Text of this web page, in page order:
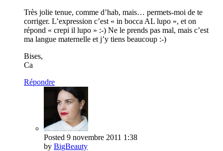
Très jolie tenue, comme d’hab, mais… permets-moi de te
corriger. L’expression c’est « in bocca AL lupo », et on
répond « crepi il lupo » :-) Ne le prends pas mal, mais c’est
ma langue maternelle et j’y tiens beaucoup :-)
Bises,
Ca
Répondre
Posted 9 novembre 2011 1:38
by BigBeauty